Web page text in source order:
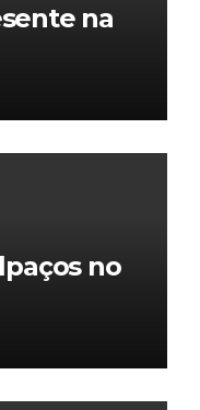
na
no